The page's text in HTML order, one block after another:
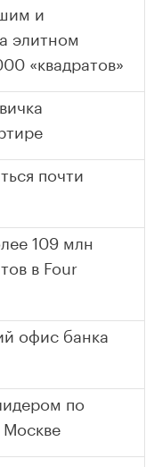
и
элитном
«квадратов»
почти
109 млн
в Four
офис банка
по